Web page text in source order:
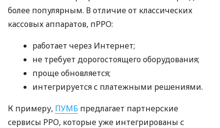
более популярным. В отличие от классических
кассовых аппаратов, пРРО:
работает через Интернет;
не требует дорогостоящего оборудования;
проще обновляется;
интегрируется с платежными решениями.
К примеру, ПУМБ предлагает партнерские
сервисы РРО, которые уже интегрированы с